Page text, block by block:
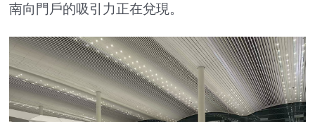
南向門戶的吸引力正在兌現。